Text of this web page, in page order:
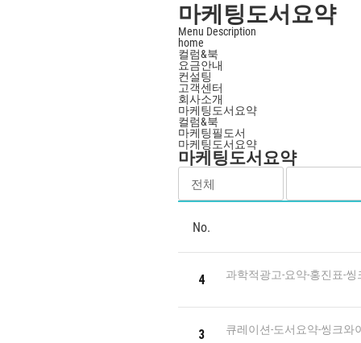
마케팅도서요약
Menu Description
home
컬럼&북
요금안내
컨설팅
고객센터
회사소개
마케팅도서요약
컬럼&북
마케팅필도서
마케팅도서요약
마케팅도서요약
No.
4 과학적광고-요약-홍진표-
3 큐레이션-도서요약-씽크와